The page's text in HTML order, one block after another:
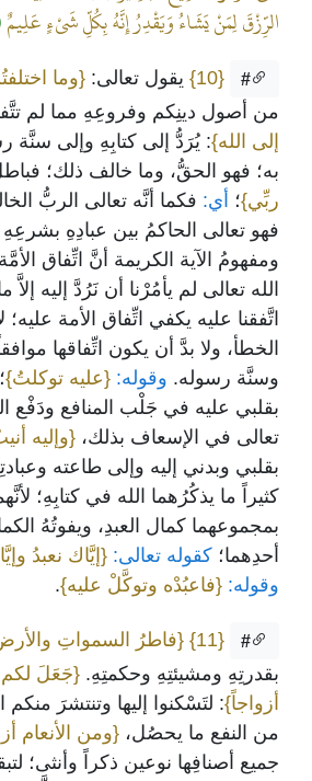
الرِّزْقَ لِمَنْ يَشَاءُ وَيَقْدِرُ إِنَّهُ بِكُلِّ شَيْءٍ عَلِيمٌ
#
{10} يقول تعالى: {وما
من أصول دينِكم وفروعِهِ مما لم
إلى الله}: يُرَدُّ إلى كتابِهِ وإلى سنَّة
به؛ فهو الحقُّ، وما خالف ذلك؛
ربِّي}؛ أي: فكما أنَّه تعالى الربُّ
فهو تعالى الحاكمُ بين عبادِهِ
ومفهومُ الآية الكريمة أنَّ اتِّفاق
الله تعالى لم يأمُرْنا أن نَرُدَّ إليه إلاَّ
اتَّفقنا عليه يكفي اتِّفاق الأمة
الخطأ، ولا بدَّ أن يكون اتِّفاقها
وسنَّة رسوله. وقوله: {عليه توكلتُ}؛
بقلبي عليه في جَلْب المنافع ودَفْع
تعالى في الإسعاف بذلك، {وإليه
بقلبي وبدني إليه وإلى طاعته
كثيراً ما يذكُرُهما الله في كتابِهِ؛
بمجموعهما كمال العبدِ، ويفوتُهُ
أحدِهما؛ كقوله تعالى: {إيَّاك نعبدُ
وقوله: {فاعبُدْه وتوكَّلْ عليه}.
#
{11} {فاطرُ السمواتِ
بقدرتِهِ ومشيئتِهِ وحكمتِهِ. {جَعَلَ
أزواجاً}: لتَسْكنوا إليها وتنتشرَ
من النفع ما يحصُل، {ومن الأنعام
جميع أصنافِها نوعين ذكراً وأنثى؛